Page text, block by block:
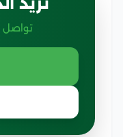
تواصل